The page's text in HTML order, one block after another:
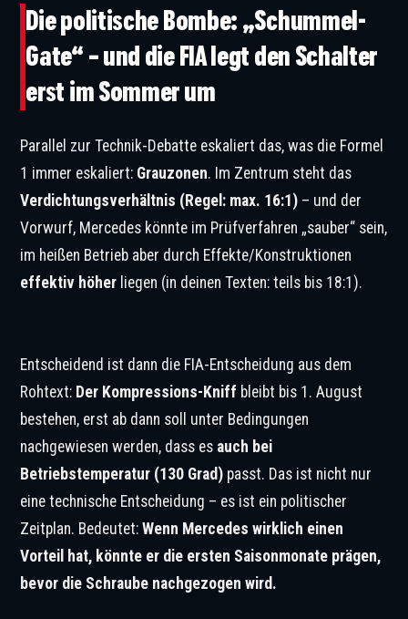
Die politische Bombe: „Schummel-
Gate“ – und die FIA legt den Schalter
erst im Sommer um
Parallel zur Technik-Debatte eskaliert das, was die Formel
1 immer eskaliert: Grauzonen. Im Zentrum steht das
Verdichtungsverhältnis (Regel: max. 16:1) – und der
Vorwurf, Mercedes könnte im Prüfverfahren „sauber“ sein,
im heißen Betrieb aber durch Effekte/Konstruktionen
effektiv höher liegen (in deinen Texten: teils bis 18:1).
Entscheidend ist dann die FIA-Entscheidung aus dem
Rohtext: Der Kompressions-Kniff bleibt bis 1. August
bestehen, erst ab dann soll unter Bedingungen
nachgewiesen werden, dass es auch bei
Betriebstemperatur (130 Grad) passt. Das ist nicht nur
eine technische Entscheidung – es ist ein politischer
Zeitplan. Bedeutet:Wenn Mercedes wirklich einen
Vorteil hat, könnte er die ersten Saisonmonate prägen,
bevor die Schraube nachgezogen wird.